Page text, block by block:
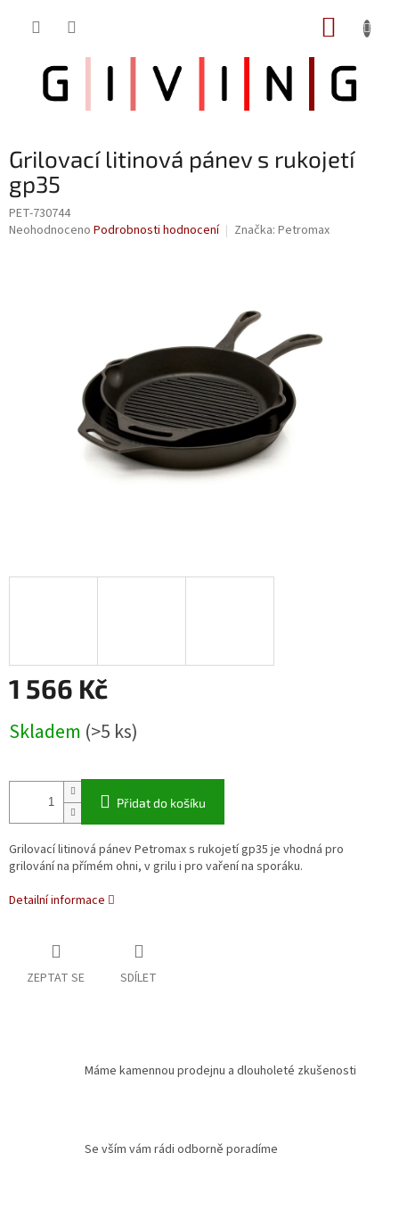
Grilovací litinová pánev s rukojetí
gp35
PET-730744
Průměrné
Neohodnoceno Podrobnosti hodnocení Značka: Petromax
1 566 Kč
cena:
Skladem (>5 ks)
Přidat do košíku
Grilovací litinová pánev Petromax s rukojetí gp35 je vhodná pro
grilování na přímém ohni, v grilu i pro vaření na sporáku.
Detailní informace
ZEPTAT SE SDÍLET
Máme kamennou prodejnu a dlouholeté zkušenosti
Se vším vám rádi odborně poradíme